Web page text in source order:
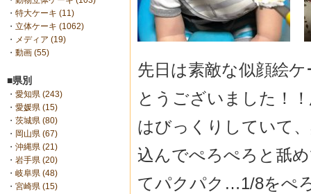
・ 特大ケーキ (11)
・ 立体ケーキ (1062)
・ メディア (19)
・ 動画 (55)
■県別
・ 愛知県 (243)
・ 愛媛県 (15)
・ 茨城県 (80)
・ 岡山県 (67)
・ 沖縄県 (21)
・ 岩手県 (20)
・ 岐阜県 (48)
・ 宮崎県 (15)
先日は素敵な似顔絵
とうございました！
はびっくりしていて
込んでぺろぺろと舐
てパクパク…1/8をぺ